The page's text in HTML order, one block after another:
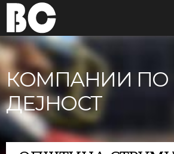
КОМПАНИИ ПО
ДЕЈНОСТ
ОПШТИНА